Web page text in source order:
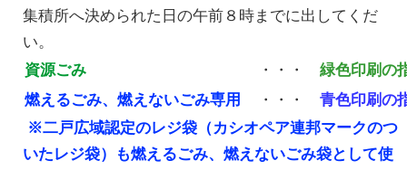
集積所へ決められた日の午前８時までに出してくだ
い。
資源ごみ
・・・ 緑色印刷の
燃えるごみ、燃えないごみ専用
・・・ 青色印刷の
※二戸広域認定のレジ袋（カシオペア連邦マークのつ
いたレジ袋）も燃えるごみ、燃えないごみ袋として使